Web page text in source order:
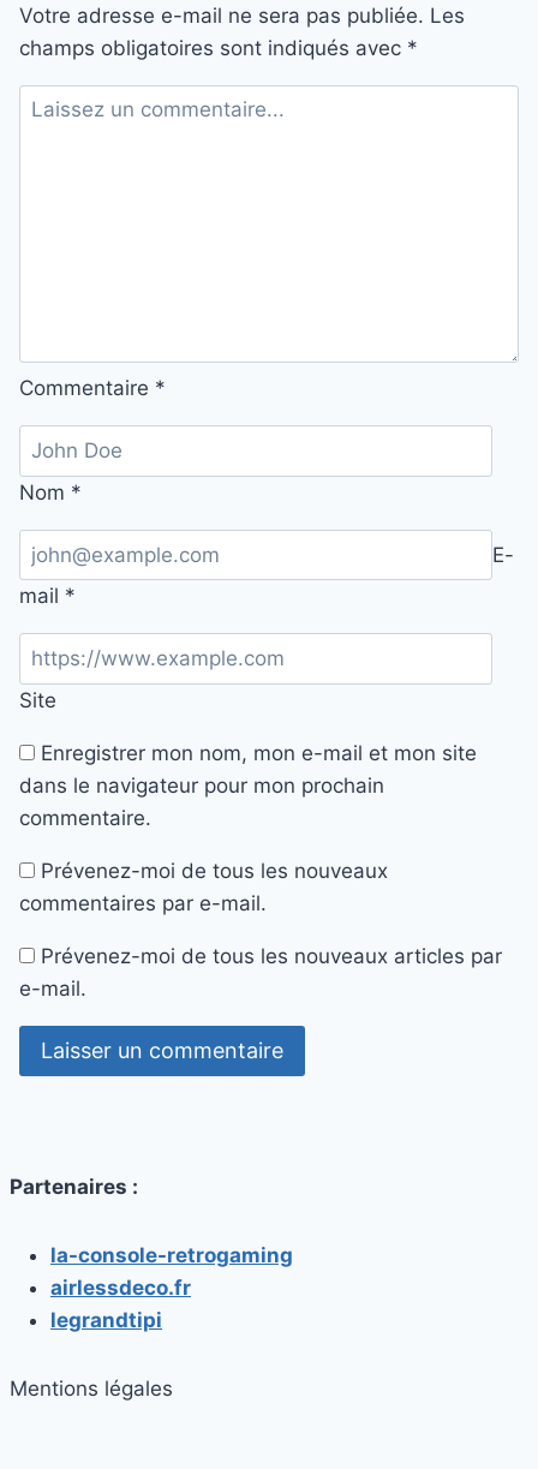
ET
VR
EN
LIGNE
‘VIVERSE
Votre adresse e-mail ne sera pas publiée. Les
champs obligatoires sont indiqués avec *
Commentaire *
Nom *
E-
mail *
Site
Enregistrer mon nom, mon e-mail et mon site
dans le navigateur pour mon prochain
commentaire.
Prévenez-moi de tous les nouveaux
commentaires par e-mail.
Prévenez-moi de tous les nouveaux articles par
e-mail.
Partenaires :
la-console-retrogaming
airlessdeco.fr
legrandtipi
Mentions légales